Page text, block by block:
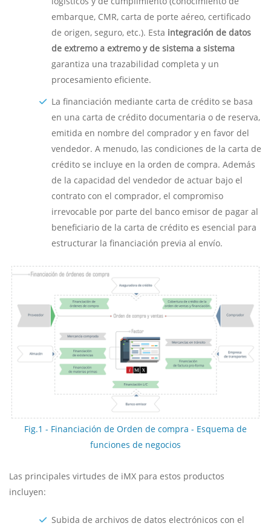
embarque, CMR, carta de porte aéreo, certificado
de origen, seguro, etc.). Esta integración de datos
de extremo a extremo y de sistema a sistema
garantiza una trazabilidad completa y un
procesamiento eficiente.
La financiación mediante carta de crédito se basa
en una carta de crédito documentaria o de reserva,
emitida en nombre del comprador y en favor del
vendedor. A menudo, las condiciones de la carta de
crédito se incluye en la orden de compra. Además
de la capacidad del vendedor de actuar bajo el
contrato con el comprador, el compromiso
irrevocable por parte del banco emisor de pagar al
beneficiario de la carta de crédito es esencial para
estructurar la financiación previa al envío.
Fig.1 - Financiación de Orden de compra - Esquema de
funciones de negocios
Las principales virtudes de iMX para estos productos
incluyen:
Subida de archivos de datos electrónicos con el